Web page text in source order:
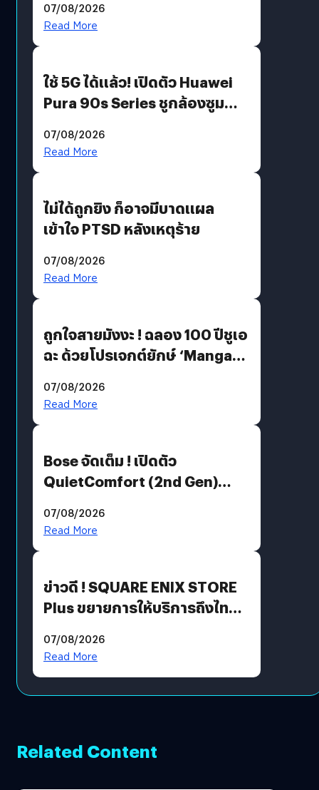
บริโภคและ B2B
07/08/2026
Read More
ใช้ 5G ได้แล้ว! เปิดตัว Huawei
Pura 90s Series ชูกล้องซูม
07/08/2026
Read More
ไม่ได้ถูกยิง ก็อาจมีบาดแผล
เข้าใจ PTSD หลังเหตุร้าย
07/08/2026
Read More
ถูกใจสายมังงะ ! ฉลอง 100 ปีชูเอ
ฉะ ด้วยโปรเจกต์ยักษ์ ‘Manga
มีภาษาไทยด้วย
07/08/2026
Read More
Bose จัดเต็ม ! เปิดตัว
QuietComfort (2nd Gen)
07/08/2026
Read More
ข่าวดี ! SQUARE ENIX STORE
Plus ขยายการให้บริการถึงไทย
โดยตรง
07/08/2026
Read More
Related Content